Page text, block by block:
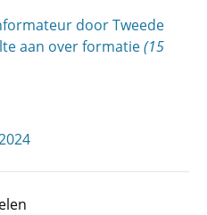
door Tweede
aan over formatie(15